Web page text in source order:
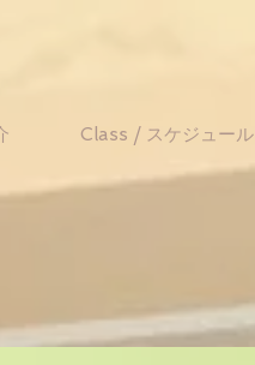
Class / スケジュール